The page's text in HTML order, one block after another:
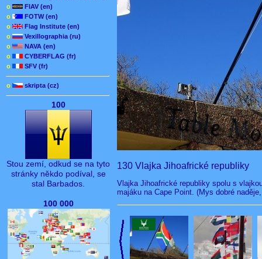
o
FIAV (en)
o
FOTW (en)
o
Flag Institute (en)
o
Vexillographia (ru)
o
NAVA (en)
o
CYBERFLAG (fr)
o
SFV (fr)
o skripta (cz)
100
Stou zemí, odkud se na tyto
stránky někdo podíval, se
stal Barbados.
100 000
130 Vlajka Jihoafrické republiky
Vlajka Jihoafrické republiky spolu s
majáku na Cape Point. (Mys dobré